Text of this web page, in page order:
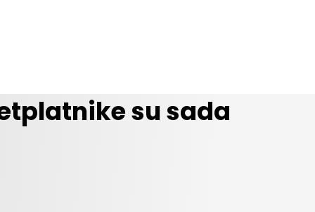
su sada